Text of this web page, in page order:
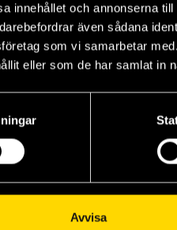
innehållet och annonserna
även sådana
som vi samarbetar
eller som de har samlat in
Avvisa
Joe
199 kr